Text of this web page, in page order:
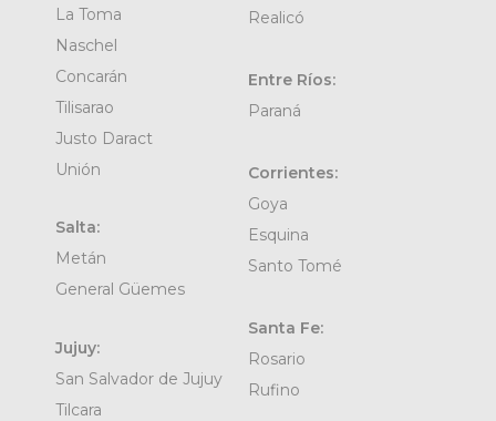
La Toma
Naschel
Concarán
Tilisarao
Justo Daract
Unión
Salta:
Metán
General Güemes
Jujuy:
San Salvador de Jujuy
Tilcara
Realicó
Entre Ríos:
Paraná
Corrientes:
Goya
Esquina
Santo Tomé
Santa Fe:
Rosario
Rufino